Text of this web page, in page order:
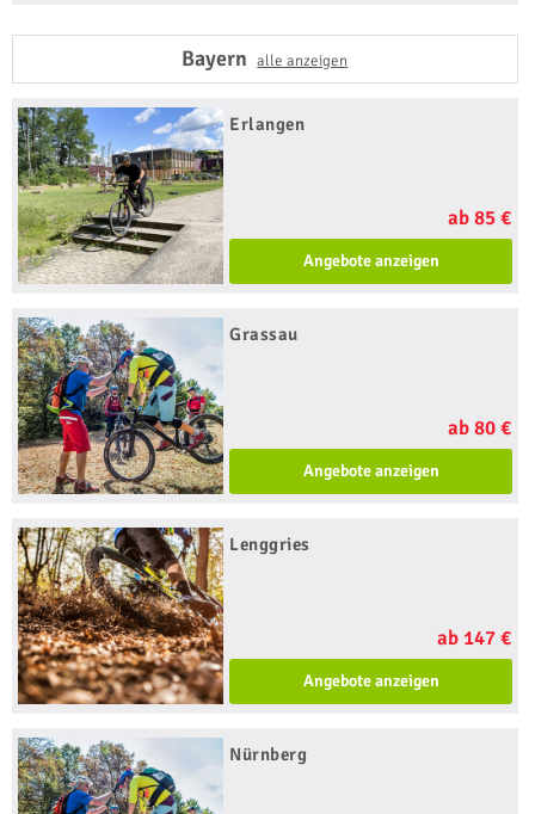
Bayernalle anzeigen
Erlangen
ab 85 €
Angebote anzeigen
Grassau
ab 80 €
Angebote anzeigen
Lenggries
ab 147 €
Angebote anzeigen
Nürnberg